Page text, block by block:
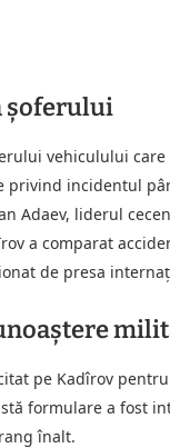
șoferului
vehiculului care
privind incidentul
Adaev, liderul
a comparat
de presa
pe Kadîrov
formulare a fost
înalt.